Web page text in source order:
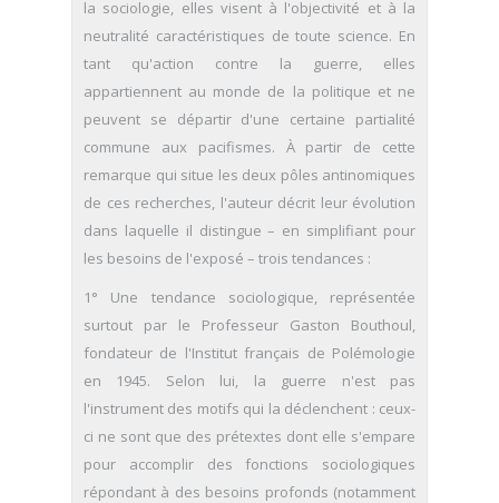
la sociologie, elles visent à l'objectivité et à la
neutralité caractéristiques de toute science. En
tant qu'action contre la guerre, elles
appartiennent au monde de la politique et ne
peuvent se départir d'une certaine partialité
commune aux pacifismes. À partir de cette
remarque qui situe les deux pôles antinomiques
de ces recherches, l'auteur décrit leur évolution
dans laquelle il distingue – en simplifiant pour
les besoins de l'exposé – trois tendances :
1° Une tendance sociologique, représentée
surtout par le Professeur Gaston Bouthoul,
fondateur de l'Institut français de Polémologie
en 1945. Selon lui, la guerre n'est pas
l'instrument des motifs qui la déclenchent : ceux-
ci ne sont que des prétextes dont elle s'empare
pour accomplir des fonctions sociologiques
répondant à des besoins profonds (notamment